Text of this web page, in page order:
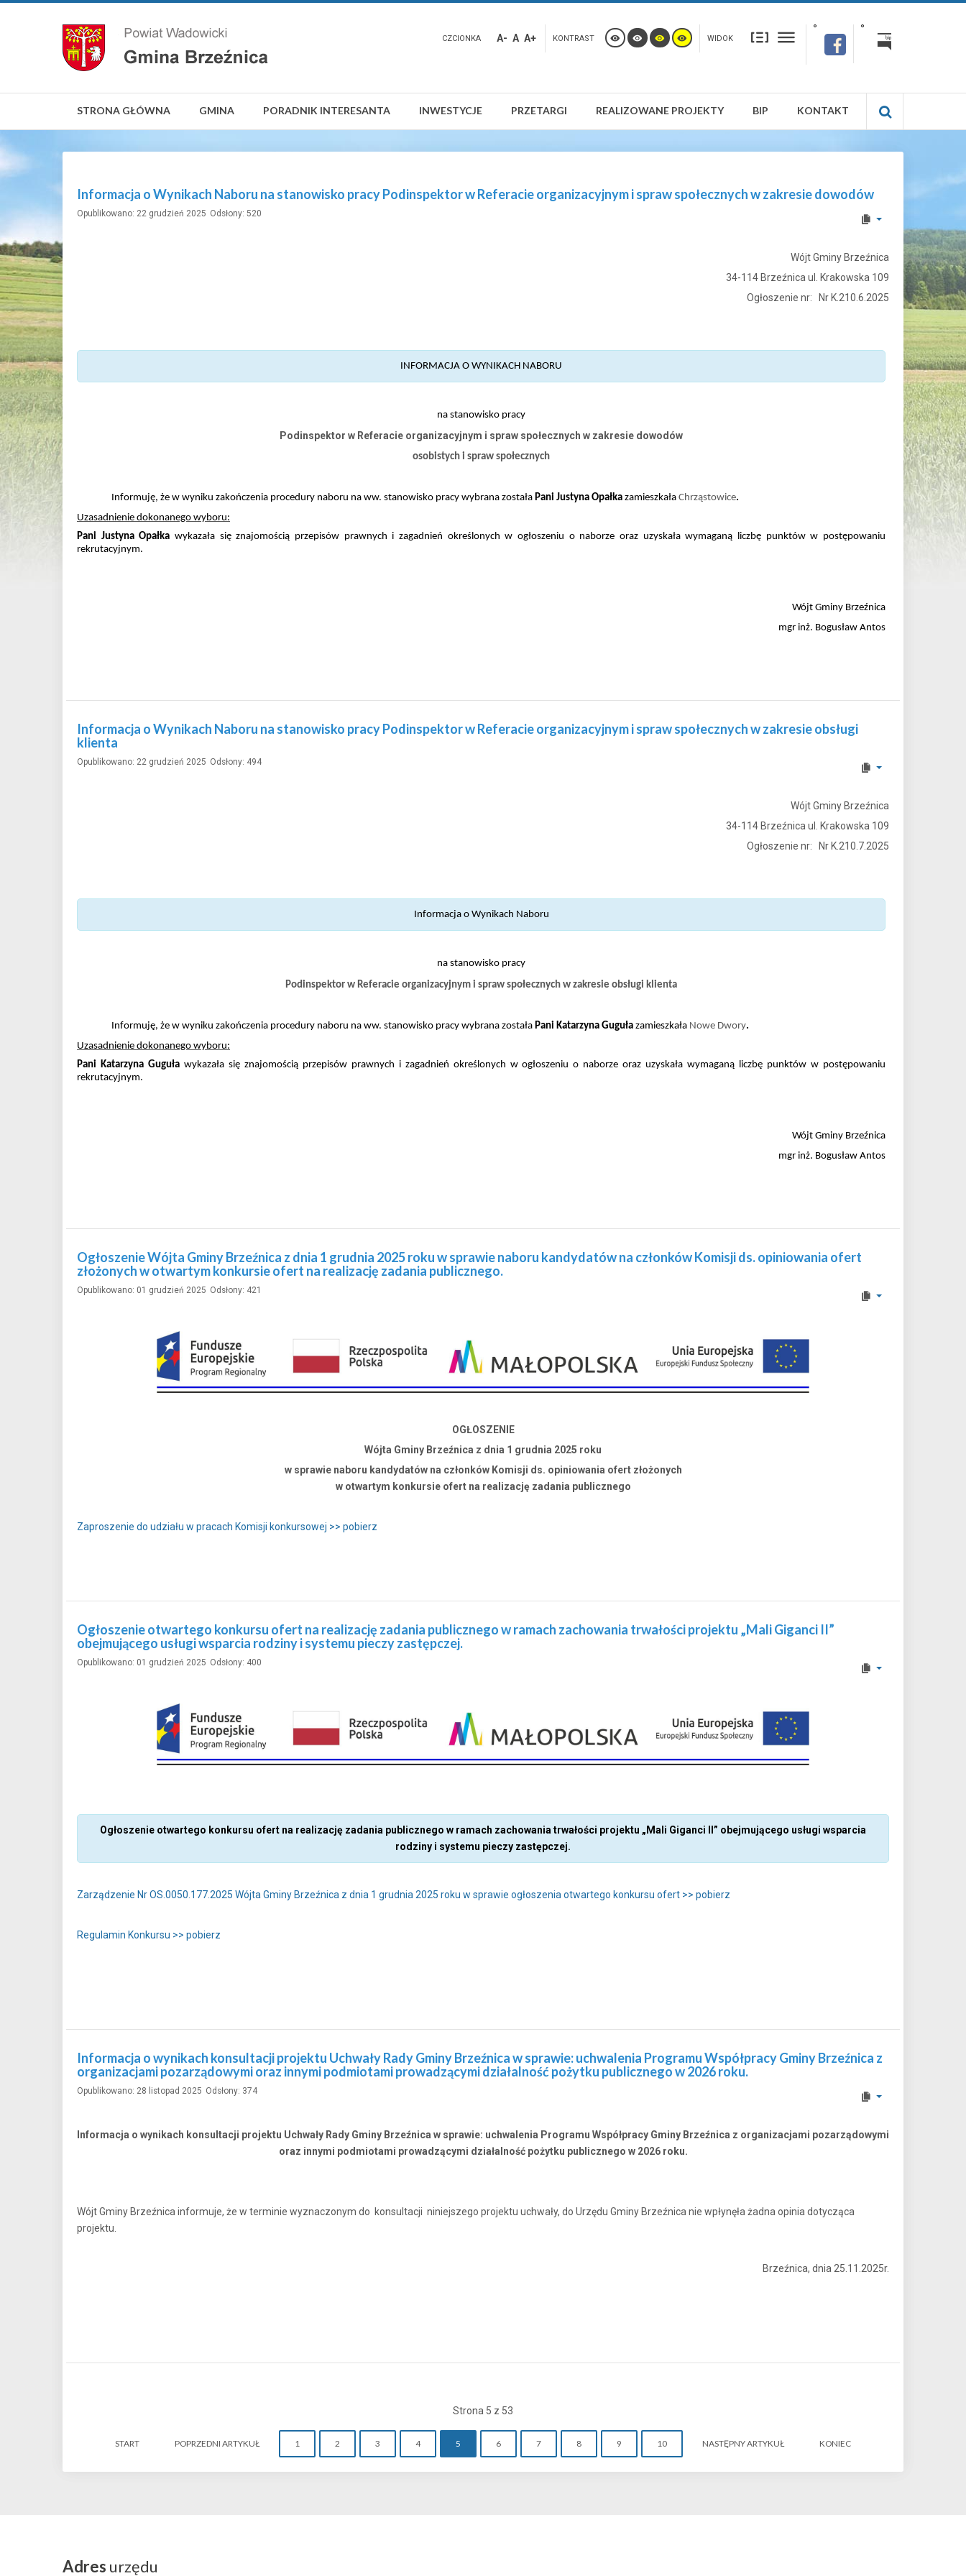
CZCIONKA A- A A+ KONTRAST WIDOK
STRONA GŁÓWNA GMINA PORADNIK INTERESANTA INWESTYCJE PRZETARGI REALIZOWANE PROJEKTY BIP KONTAKT
Informacja o Wynikach Naboru na stanowisko pracy Podinspektor w Referacie organizacyjnym i spraw społecznych w zakresie dowodów
Opublikowano: 22 grudzień 2025 Odsłony: 520
Wójt Gminy Brzeźnica
34-114 Brzeźnica ul. Krakowska 109
Ogłoszenie nr: Nr K.210.6.2025
INFORMACJA O WYNIKACH NABORU
na stanowisko pracy
Podinspektor w Referacie organizacyjnym i spraw społecznych w zakresie dowodów
osobistych i spraw społecznych
Informuję, że w wyniku zakończenia procedury naboru na ww. stanowisko pracy wybrana została Pani Justyna Opałka zamieszkała Chrząstowice.
Uzasadnienie dokonanego wyboru:
Pani Justyna Opałka wykazała się znajomością przepisów prawnych i zagadnień określonych w ogłoszeniu o naborze oraz uzyskała wymaganą liczbę punktów w postępowaniu
rekrutacyjnym.
Wójt Gminy Brzeźnica
mgr inż. Bogusław Antos
Informacja o Wynikach Naboru na stanowisko pracy Podinspektor w Referacie organizacyjnym i spraw społecznych w zakresie obsługi
klienta
Opublikowano: 22 grudzień 2025 Odsłony: 494
Wójt Gminy Brzeźnica
34-114 Brzeźnica ul. Krakowska 109
Ogłoszenie nr: Nr K.210.7.2025
Informacja o Wynikach Naboru
na stanowisko pracy
Podinspektor w Referacie organizacyjnym i spraw społecznych w zakresie obsługi klienta
Informuję, że w wyniku zakończenia procedury naboru na ww. stanowisko pracy wybrana została Pani Katarzyna Guguła zamieszkała Nowe Dwory.
Uzasadnienie dokonanego wyboru:
Pani Katarzyna Guguła wykazała się znajomością przepisów prawnych i zagadnień określonych w ogłoszeniu o naborze oraz uzyskała wymaganą liczbę punktów w postępowaniu
rekrutacyjnym.
Wójt Gminy Brzeźnica
mgr inż. Bogusław Antos
Ogłoszenie Wójta Gminy Brzeźnica z dnia 1 grudnia 2025 roku w sprawie naboru kandydatów na członków Komisji ds. opiniowania ofert
złożonych w otwartym konkursie ofert na realizację zadania publicznego.
Opublikowano: 01 grudzień 2025 Odsłony: 421
OGŁOSZENIE
Wójta Gminy Brzeźnica z dnia 1 grudnia 2025 roku
w sprawie naboru kandydatów na członków Komisji ds. opiniowania ofert złożonych
w otwartym konkursie ofert na realizację zadania publicznego
Zaproszenie do udziału w pracach Komisji konkursowej >> pobierz
Ogłoszenie otwartego konkursu ofert na realizację zadania publicznego w ramach zachowania trwałości projektu „Mali Giganci II”
obejmującego usługi wsparcia rodziny i systemu pieczy zastępczej.
Opublikowano: 01 grudzień 2025 Odsłony: 400
Ogłoszenie otwartego konkursu ofert na realizację zadania publicznego w ramach zachowania trwałości projektu „Mali Giganci II” obejmującego usługi wsparcia
rodziny i systemu pieczy zastępczej.
Zarządzenie Nr OS.0050.177.2025 Wójta Gminy Brzeźnica z dnia 1 grudnia 2025 roku w sprawie ogłoszenia otwartego konkursu ofert >> pobierz
Regulamin Konkursu >> pobierz
Informacja o wynikach konsultacji projektu Uchwały Rady Gminy Brzeźnica w sprawie: uchwalenia Programu Współpracy Gminy Brzeźnica z
organizacjami pozarządowymi oraz innymi podmiotami prowadzącymi działalność pożytku publicznego w 2026 roku.
Opublikowano: 28 listopad 2025 Odsłony: 374
Informacja o wynikach konsultacji projektu Uchwały Rady Gminy Brzeźnica w sprawie: uchwalenia Programu Współpracy Gminy Brzeźnica z organizacjami pozarządowymi
oraz innymi podmiotami prowadzącymi działalność pożytku publicznego w 2026 roku.
Wójt Gminy Brzeźnica informuje, że w terminie wyznaczonym do konsultacji niniejszego projektu uchwały, do Urzędu Gminy Brzeźnica nie wpłynęła żadna opinia dotycząca
projektu.
Brzeźnica, dnia 25.11.2025r.
Strona 5 z 53
START POPRZEDNI ARTYKUŁ 1 2 3 4 5 6 7 8 9 10 NASTĘPNY ARTYKUŁ KONIEC
Adres urzędu